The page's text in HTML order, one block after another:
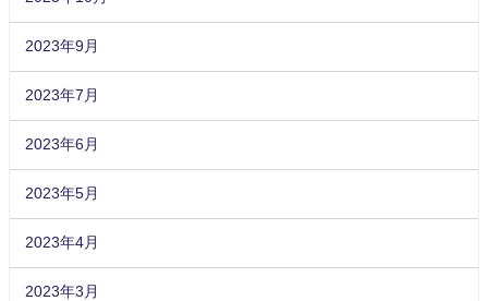
2023年9月
2023年7月
2023年6月
2023年5月
2023年4月
2023年3月